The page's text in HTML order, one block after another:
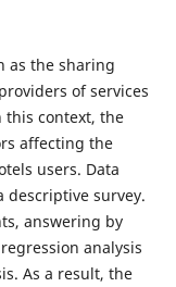
as the sharing
of services
this context, the
affecting the
users. Data
descriptive survey.
answering by
analysis
As a result, the